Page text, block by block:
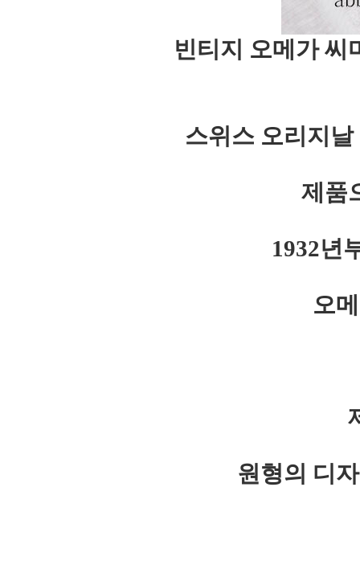
빈티지 오메가 씨
스위스 오리지
제품
1932년
오
원형의 디